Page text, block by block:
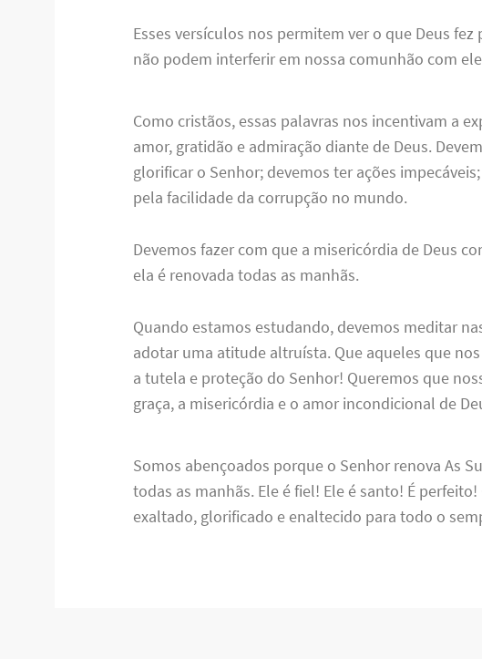
Esses versículos nos permitem ver o que Deus fez
não podem interferir em nossa comunhão com
Como cristãos, essas palavras nos incentivam a
amor, gratidão e admiração diante de Deus.
glorificar o Senhor; devemos ter ações
pela facilidade da corrupção no mundo.
Devemos fazer com que a misericórdia de Deus
ela é renovada todas as manhãs.
Quando estamos estudando, devemos meditar
adotar uma atitude altruísta. Que aqueles que
a tutela e proteção do Senhor! Queremos que
graça, a misericórdia e o amor incondicional de
Somos abençoados porque o Senhor renova As
todas as manhãs. Ele é fiel! Ele é santo! É
exaltado, glorificado e enaltecido para todo o